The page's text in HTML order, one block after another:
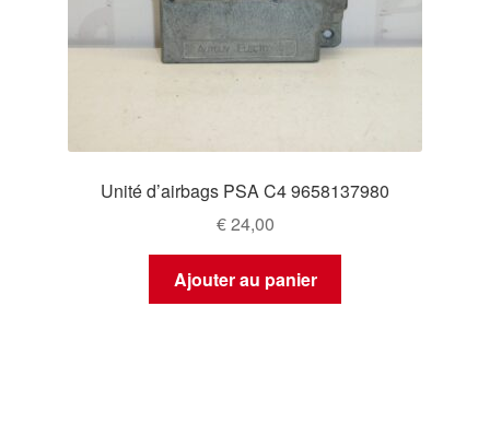
Unité d’airbags PSA C4 9658137980
€24,00
Ajouter au panier